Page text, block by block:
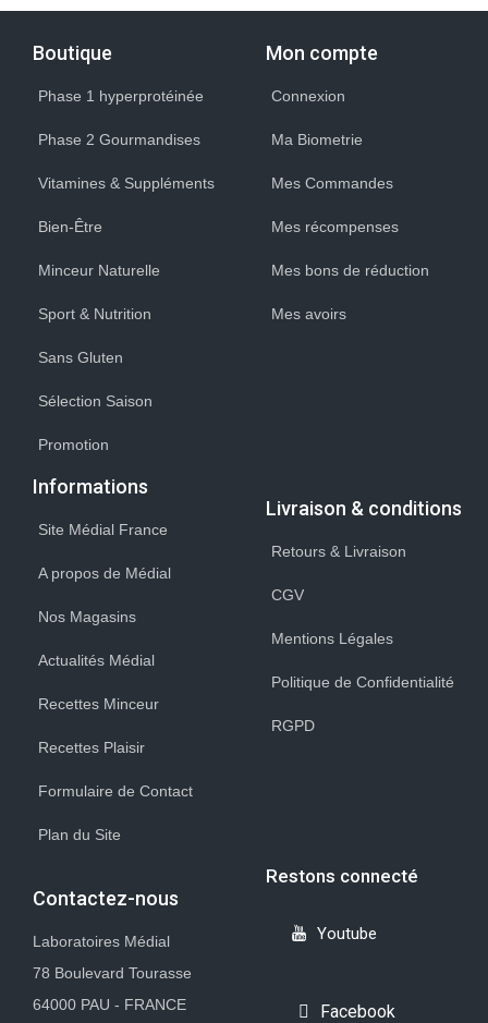
Boutique
Phase 1 hyperprotéinée
Phase 2 Gourmandises
Vitamines & Suppléments
Bien-Être
Minceur Naturelle
Sport & Nutrition
Sans Gluten
Sélection Saison
Promotion
Mon compte
Connexion
Ma Biometrie
Mes Commandes
Mes récompenses
Mes bons de réduction
Mes avoirs
Informations
Site Médial France
A propos de Médial
Nos Magasins
Actualités Médial
Recettes Minceur
Recettes Plaisir
Formulaire de Contact
Plan du Site
Livraison & conditions
Retours & Livraison
CGV
Mentions Légales
Politique de Confidentialité
RGPD
Contactez-nous
Laboratoires Médial
78 Boulevard Tourasse
64000 PAU - FRANCE
Restons connecté
Youtube
Facebook